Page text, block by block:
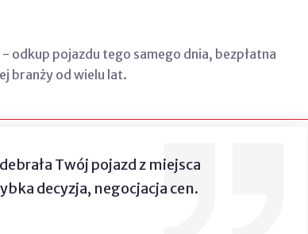
odkup pojazdu tego samego dnia, bezpłatna
branży od wielu lat.
Twój pojazd z miejsca
decyzja, negocjacja cen.